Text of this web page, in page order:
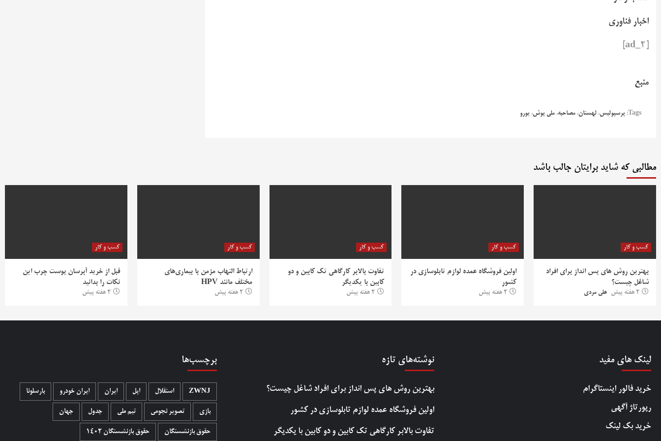
اخبار فناوری
منبع
Tags: پرسپولیس، لهستان، مصاحبه، ملی پوش، یورو
مطالبی که شاید برایتان جالب باشد
کسب و کار
بهترین روش‌ های پس‌ انداز برای افراد
شاغل چیست؟
2 هفته پیش علی مردی
کسب و کار
اولین فروشگاه عمده لوازم تابلوسازی در
کشور
2 هفته پیش
کسب و کار
تفاوت بالابر کارگاهی تک کابین و دو
کابین با یکدیگر
2 هفته پیش
کسب و کار
ارتباط التهاب مزمن با بیماری‌های
مختلف مانند HPV
2 هفته پیش
کسب و کار
قبل از خرید آبرسان پوست چرب این
نکات را بدانید
2 هفته پیش
لینک های مفید
خرید فالور اینستاگرام
رپورتاژ آگهی
خرید بک لینک
نوشته‌های تازه
بهترین روش‌ های پس‌ انداز برای افراد شاغل چیست؟
اولین فروشگاه عمده لوازم تابلوسازی در کشور
تفاوت بالابر کارگاهی تک کابین و دو کابین با یکدیگر
برچسب‌ها
ZWNJ استقلال اپل ایران ایران خودرو بارسلونا
بازی تصویر نجومی تیم ملی جدول جهان
حقوق بازنشستگان حقوق بازنشستگان 1402